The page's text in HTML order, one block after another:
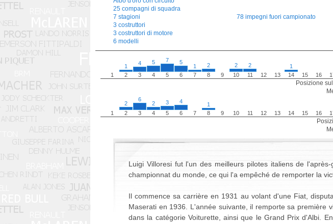
25 compagni di squadra
7 stagioni
3 costruttori
3 costruttori di motore
6 modelli
78 impegni fuori campionato
1
1
2
4
3
5
4
7
5
5
6
1
7
2
8
9
2
10
2
11
12 13
1
14
15 16
Posizione
1
2
2
6
3
2
4
3
5
4
6
7
1
8
9 10 11 12 13 14 15 16
Luigi Villoresi fut l'un des meilleurs pilotes italiens de
championnat du monde, ce qui l'a empêché de remporter la
Il commence sa carrière en 1931 au volant d'une Fiat,
Maserati en 1936. L'année suivante, il remporte sa première
dans la catégorie Voiturette, ainsi que le Grand Prix d'Albi.